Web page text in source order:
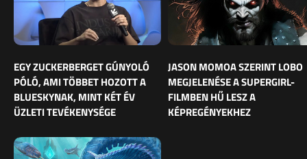
EGY ZUCKERBERGET GÚNYOLÓ
PÓLÓ, AMI TÖBBET HOZOTT A
BLUESKYNAK, MINT KÉT ÉV
ÜZLETI TEVÉKENYSÉGE
JASON MOMOA SZERINT LOBO
MEGJELENÉSE A SUPERGIRL-
FILMBEN HŰ LESZ A
KÉPREGÉNYEKHEZ